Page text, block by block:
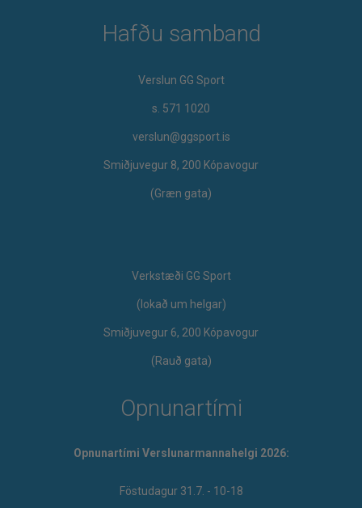
Hafðu samband
Verslun GG Sport
s. 571 1020
verslun@ggsport.is
Smiðjuvegur 8, 200 Kópavogur
(Græn gata)
Verkstæði GG Sport
​(lokað um helgar)
Smiðjuvegur 6, 200 Kópavogur
(Rauð gata)
Opnunartími
Opnunartími Verslunarmannahelgi 2026:
Föstudagur 31.7. - 10-18